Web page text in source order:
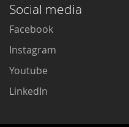
Social media
Facebook
Instagram
Youtube
LinkedIn